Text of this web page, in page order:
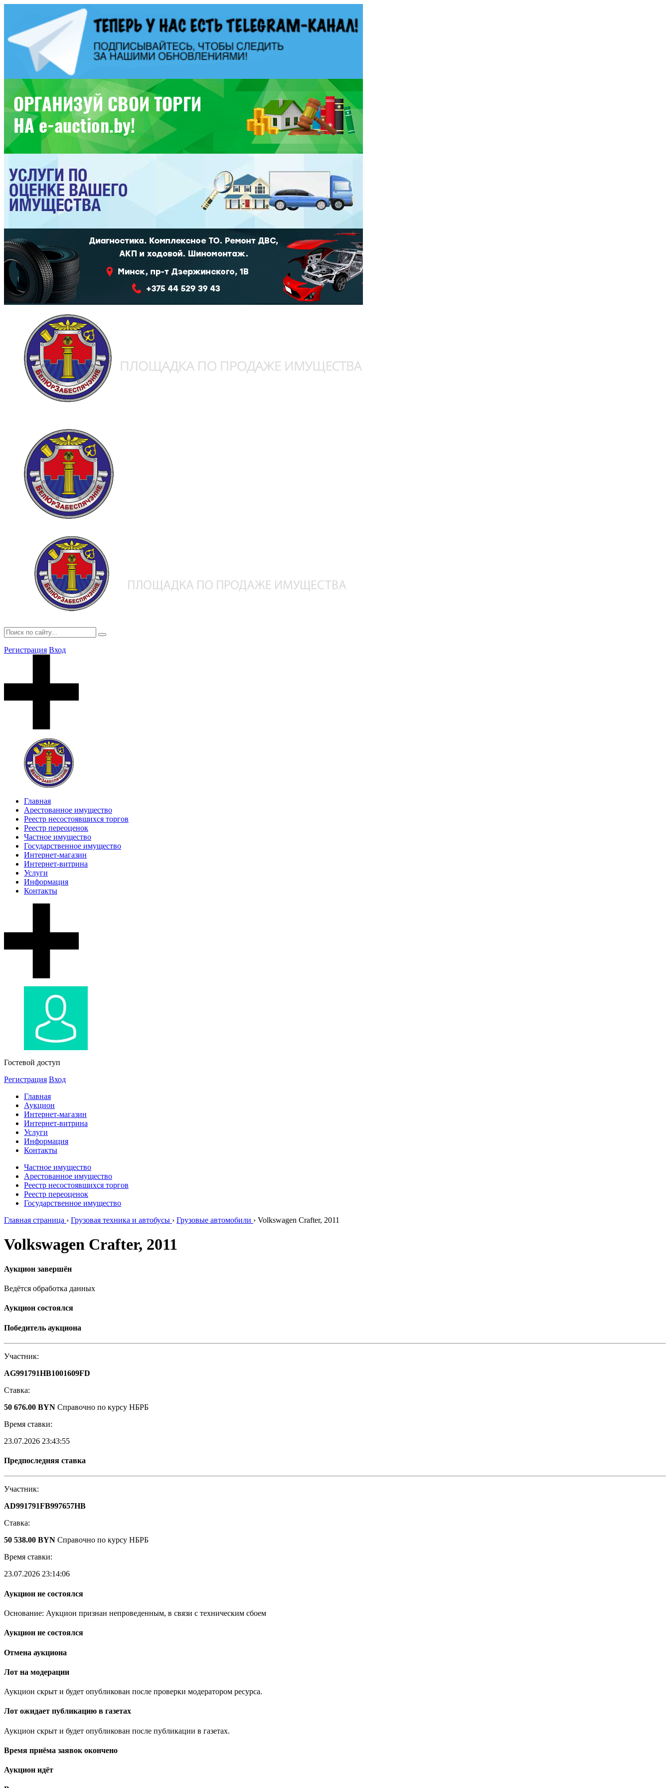
Регистрация Вход
Главная
Арестованное имущество
Реестр несостоявшихся торгов
Реестр переоценок
Частное имущество
Государственное имущество
Интернет-магазин
Интернет-витрина
Услуги
Информация
Контакты
Гостевой доступ
Регистрация Вход
Главная
Аукцион
Интернет-магазин
Интернет-витрина
Услуги
Информация
Контакты
Частное имущество
Арестованное имущество
Реестр несостоявшихся торгов
Реестр переоценок
Государственное имущество
Главная страница › Грузовая техника и автобусы › Грузовые автомобили › Volkswagen Crafter, 2011
Volkswagen Crafter, 2011
Аукцион завершён
Ведётся обработка данных
Аукцион состоялся
Победитель аукциона
Участник:
AG991791HB1001609FD
Ставка:
50 676.00 BYN Справочно по курсу НБРБ
Время ставки:
23.07.2026 23:43:55
Предпоследняя ставка
Участник:
AD991791FB997657HB
Ставка:
50 538.00 BYN Справочно по курсу НБРБ
Время ставки:
23.07.2026 23:14:06
Аукцион не состоялся
Основание: Аукцион признан непроведенным, в связи с техническим сбоем
Аукцион не состоялся
Отмена аукциона
Лот на модерации
Аукцион скрыт и будет опубликован после проверки модератором ресурса.
Лот ожидает публикацию в газетах
Аукцион скрыт и будет опубликован после публикации в газетах.
Время приёма заявок окончено
Аукцион идёт